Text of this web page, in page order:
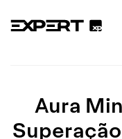
Aura